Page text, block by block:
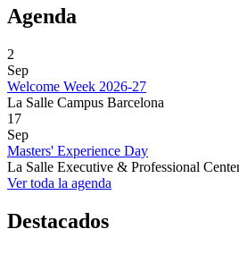
Agenda
2
Sep
Welcome Week 2026-27
La Salle Campus Barcelona
17
Sep
Masters' Experience Day
La Salle Executive & Professional
Ver toda la agenda
Destacados